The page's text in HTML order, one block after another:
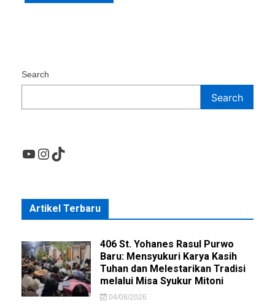
Search
Search
YouTube
Instagram
TikTok
Artikel Terbaru
406 St. Yohanes Rasul Purwo
Baru: Mensyukuri Karya Kasih
Tuhan dan Melestarikan Tradisi
melalui Misa Syukur Mitoni
04/08/2026